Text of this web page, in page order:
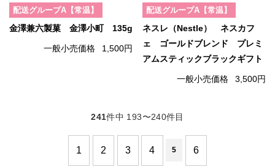
配送グループA【常温】
金澤兼六製菓 金澤小町 135g
一般小売価格 1,500円
配送グループA【常温】
ネスレ（Nestle） ネスカフ
ェ ゴールドブレンド プレミ
アムスティックブラックギフト
一般小売価格 3,500円
241件中 193〜240件目
1 2 3 4 5 6